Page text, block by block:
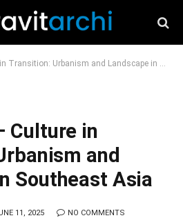
Urbanism and Landscape in Southeast Asia
Culture in
and
Southeast Asia
11, 2025 NO COMMENTS